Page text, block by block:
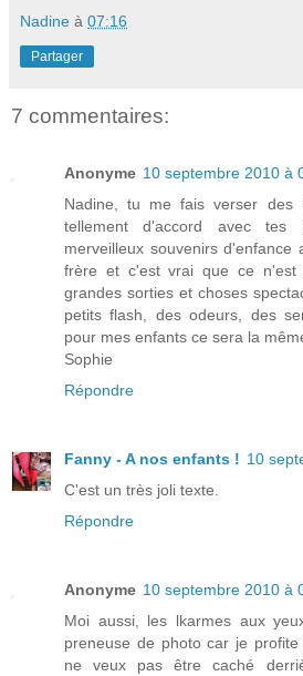
Nadine à 07:16
Partager
7 commentaires:
Anonyme 10 septembre 2010 à
Nadine, tu me fais verser des
tellement d'accord avec tes
merveilleux souvenirs
frère et c'est vrai que ce n'est
grandes sorties et choses
petits flash, des odeurs, des
pour mes enfants ce sera la
Sophie
Répondre
Fanny - A nos enfants ! 10
C'est un très joli texte.
Répondre
Anonyme 10 septembre 2010 à
Moi aussi, les lkarmes aux
preneuse de photo car je
ne veux pas être caché